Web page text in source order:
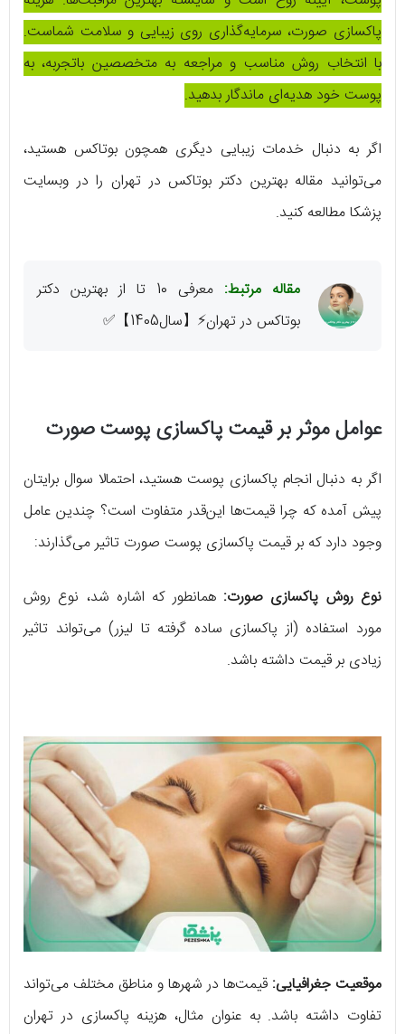
پاکسازی صورت، سرمایه‌گذاری روی زیبایی و سلامت شماست.
با انتخاب روش مناسب و مراجعه به متخصصین باتجربه، به
پوست خود هدیه‌ای ماندگار بدهید.
اگر به دنبال خدمات زیبایی دیگری همچون بوتاکس هستید،
می‌توانید مقاله‌ بهترین دکتر بوتاکس در تهران را در وبسایت
پزشکا مطالعه کنید.
مقاله مرتبط:
معرفی 10 تا از بهترین دکتر
بوتاکس در تهران⚡【سال1405】✅
عوامل موثر بر قیمت پاکسازی پوست صورت
اگر به دنبال انجام پاکسازی پوست هستید، احتمالا سوال برایتان
پیش آمده که چرا قیمت‌ها این‌قدر متفاوت است؟ چندین عامل
وجود دارد که بر قیمت پاکسازی پوست صورت تاثیر می‌گذارند:
نوع روش پاکسازی صورت:همانطور که اشاره شد، نوع روش
مورد استفاده (از پاکسازی ساده گرفته تا لیزر) می‌تواند تاثیر
زیادی بر قیمت داشته باشد.
موقعیت جغرافیایی: قیمت‌ها در شهرها و مناطق مختلف می‌تواند
تفاوت داشته باشد. به عنوان مثال، هزینه پاکسازی در تهران